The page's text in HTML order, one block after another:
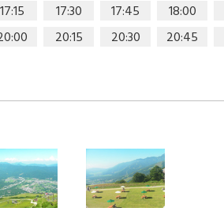
17:15 17:30 17:45 18:00
20:15 20:30 20:45